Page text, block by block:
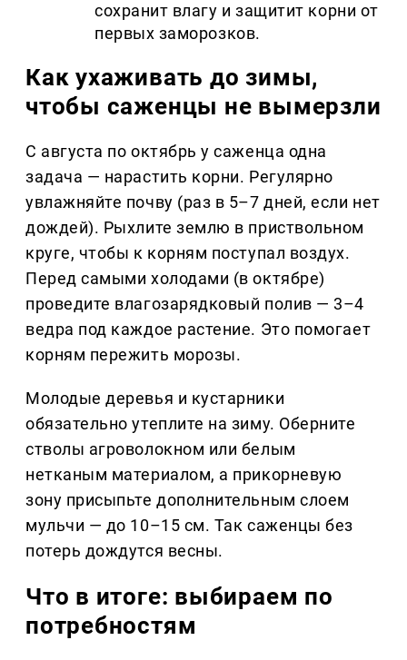
сохранит влагу и защитит корни от
первых заморозков.
Как ухаживать до зимы,
чтобы саженцы не вымерзли
С августа по октябрь у саженца одна
задача — нарастить корни. Регулярно
увлажняйте почву (раз в 5–7 дней, если нет
дождей). Рыхлите землю в приствольном
круге, чтобы к корням поступал воздух.
Перед самыми холодами (в октябре)
проведите влагозарядковый полив — 3–4
ведра под каждое растение. Это помогает
корням пережить морозы.
Молодые деревья и кустарники
обязательно утеплите на зиму. Оберните
стволы агроволокном или белым
нетканым материалом, а прикорневую
зону присыпьте дополнительным слоем
мульчи — до 10–15 см. Так саженцы без
потерь дождутся весны.
Что в итоге: выбираем по
потребностям